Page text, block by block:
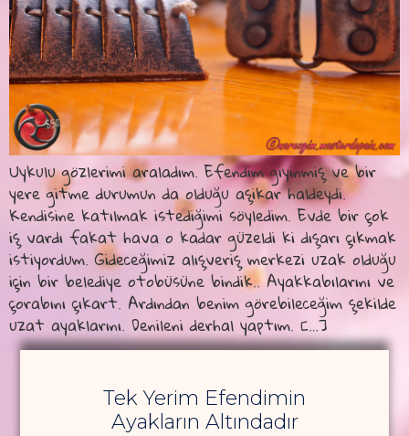
Uykulu gözlerimi araladım. Efendim giyinmiş ve bir
yere gitme durumun da olduğu aşikar haldeydi.
Kendisine katılmak istediğimi söyledim. Evde bir çok
iş vardı fakat hava o kadar güzeldi ki dışarı çıkmak
istiyordum. Gideceğimiz alışveriş merkezi uzak olduğu
için bir belediye otobüsüne bindik.. Ayakkabılarını ve
çorabını çıkart. Ardından benim görebileceğim şekilde
uzat ayaklarını. Denileni derhal yaptım. […]
Tek Yerim Efendimin
Ayakların Altındadır